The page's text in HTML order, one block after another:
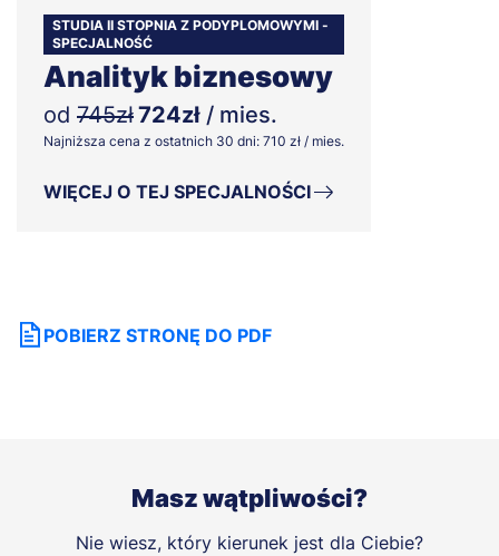
STUDIA II STOPNIA Z PODYPLOMOWYMI -
SPECJALNOŚĆ
Analityk biznesowy
od 745zł724zł / mies.
Najniższa cena z ostatnich 30 dni: 710 zł / mies.
WIĘCEJ O TEJ SPECJALNOŚCI
POBIERZ STRONĘ DO PDF
Masz wątpliwości?
Nie wiesz, który kierunek jest dla Ciebie?